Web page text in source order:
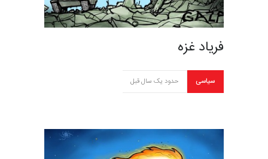
فریاد غزه
سیاسی حدود یک سال قبل